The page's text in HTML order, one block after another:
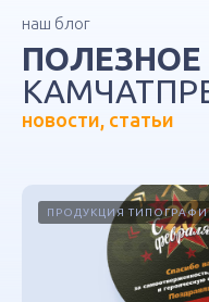
ПОЛЕЗНОЕ
наш блог
новости, статьи
ПРОДУКЦИЯ